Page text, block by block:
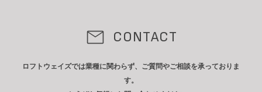
CONTACT
ロフトウェイズでは業種に関わらず、ご質問やご相談を承っておりま
す。